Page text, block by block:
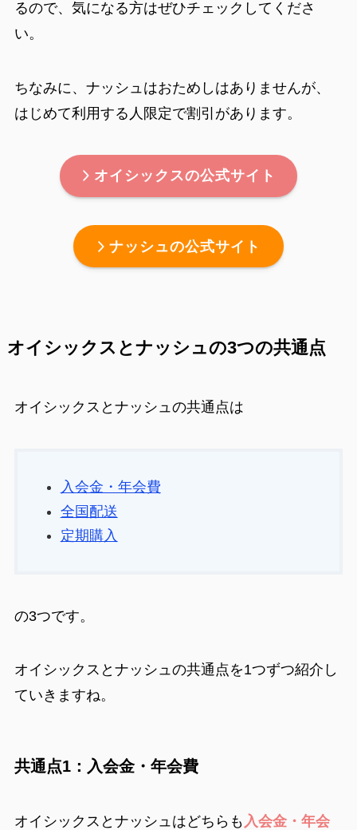
るので、気になる方はぜひチェックしてくださ
い。
ちなみに、ナッシュはおためしはありませんが、
はじめて利用する人限定で割引があります。
オイシックスの公式サイト
ナッシュの公式サイト
オイシックスとナッシュの3つの共通点
オイシックスとナッシュの共通点は
入会金・年会費
全国配送
定期購入
の3つです。
オイシックスとナッシュの共通点を1つずつ紹介し
ていきますね。
共通点1：入会金・年会費
オイシックスとナッシュはどちらも 入会金・年会